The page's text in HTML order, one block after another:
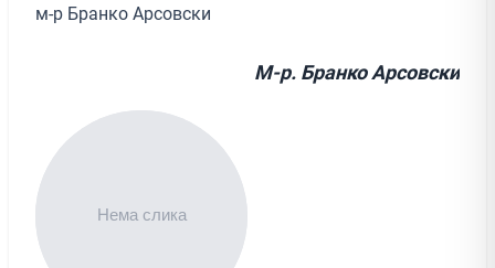
м-р Бранко Арсовски
М-р. Бранко Арсовски